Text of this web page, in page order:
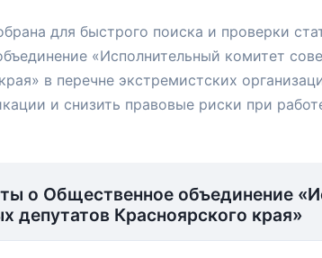
для быстрого поиска и проверки
«Исполнительный комитет
в перечне экстремистских
и снизить правовые риски при
о Общественное объединение
депутатов Красноярского края»